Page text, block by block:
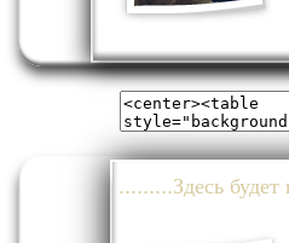
.........Здесь